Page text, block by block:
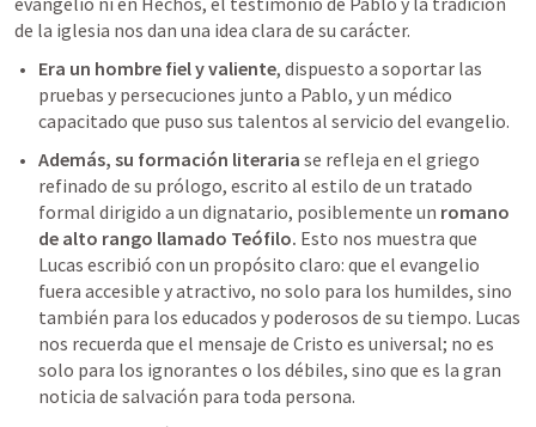
de la iglesia nos dan una idea clara de su carácter.
Era un hombre fiel y valiente, dispuesto a soportar las
pruebas y persecuciones junto a Pablo, y un médico
capacitado que puso sus talentos al servicio del evangelio.
Además, su formación literaria se refleja en el griego
refinado de su prólogo, escrito al estilo de un tratado
formal dirigido a un dignatario, posiblemente un romano
de alto rango llamado Teófilo. Esto nos muestra que
Lucas escribió con un propósito claro: que el evangelio
fuera accesible y atractivo, no solo para los humildes, sino
también para los educados y poderosos de su tiempo. Lucas
nos recuerda que el mensaje de Cristo es universal; no es
solo para los ignorantes o los débiles, sino que es la gran
noticia de salvación para toda persona.